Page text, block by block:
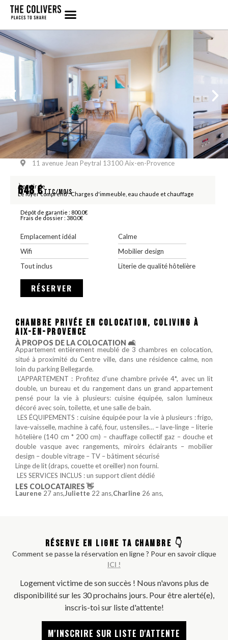
COLOCATION JEAN PEYTRAL | BELLEGARDE |
AIX
3 chambres
11 avenue Jean Peytral 13100 Aix-en-Provence
À partir de
648€
Le loyer comprend : Charges d'immeuble, eau chaude et chauffage
Dépôt de garantie : 800.0€
Frais de dossier : 380.0€
Emplacement idéal
Wifi
Tout inclus
Calme
Mobilier design
Literie de qualité hôtelière
RÉSERVER
CHAMBRE PRIVÉE EN COLOCATION, COLIVING À
AIX-EN-PROVENCE
À PROPOS DE LA COLOCATION 🛋️
Appartement entièrement meublé de 3 chambres en colocation,
situé à proximité du Centre ville, dans une résidence calme, non
loin du parking Bellegarde.
‍‍‍‍‍‍‍‍ L’APPARTEMENT : Profitez d’une chambre privée 4*, avec un lit
double, un bureau et du rangement dans un grand appartement
pensé pour la vie à plusieurs: cuisine équipée, salon lumineux
décoré avec soin, toilette, et une salle de bain.
️ LES ÉQUIPEMENTS : cuisine équipée pour la vie à plusieurs : frigo,
lave-vaisselle, machine à café, four, ustensiles… – lave-linge – literie
hôtelière (140 cm * 200 cm) – chauffage collectif gaz – douche et
double vasque avec rangements, miroirs éclairants – mobilier
design – double vitrage – TV – bâtiment sécurisé
Linge de lit (draps, couette et oreiller) non fourni.
️ LES SERVICES INCLUS : un support client dédié
LES COLOCATAIRES 👋
Laurene 27 ans,Juliette 22 ans,Charline 26 ans,
RÉSERVE EN LIGNE TA CHAMBRE 👇
Comment se passe la réservation en ligne ? Pour en savoir clique
ICI !
Logement victime de son succès ! Nous n'avons plus de
disponibilité sur les 30 prochains jours. Pour être alerté(e),
inscris-toi sur liste d'attente!
M'INSCRIRE SUR LISTE D'ATTENTE